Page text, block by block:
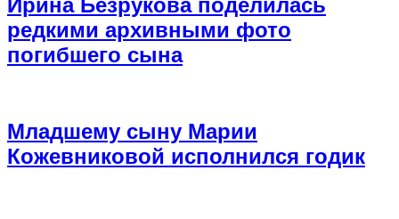
редкими архивными фото
погибшего сына
Младшему сыну Марии
Кожевниковой исполнился годик